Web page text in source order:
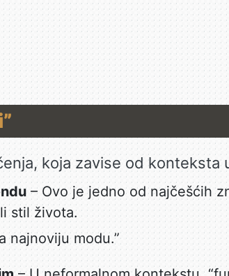
koja zavise od konteksta
– Ovo je jedno od najčešćih
stil života.
najnoviju modu.”